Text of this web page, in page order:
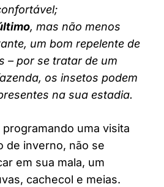
, mas não menos
um bom repelente de
– por se tratar de um
os insetos podem
na sua estadia.
uma visita
de inverno, não se
em sua mala, um
cachecol e meias.